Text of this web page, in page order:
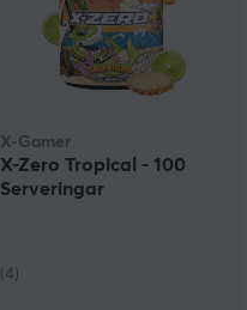
X-Gamer
X-Zero Tropical - 100
Serveringar
(4)